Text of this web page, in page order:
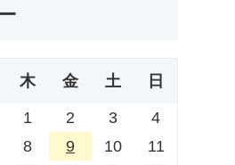
木 金 土 日
1 2 3
4
8 9 10
11